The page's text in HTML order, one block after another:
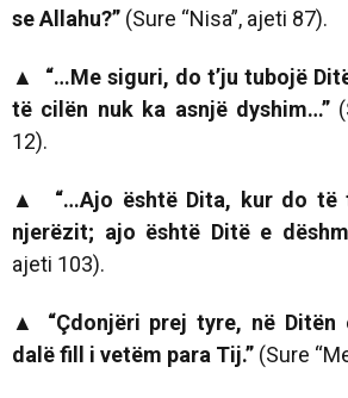
se Allahu?” (Sure “Nisa”, ajeti 87).
▲ “…Me siguri, do t’ju tubojë
të cilën nuk ka asnjë dyshim…”
12).
▲ “…Ajo është Dita, kur do të
njerëzit; ajo është Ditë e
ajeti 103).
▲ “Çdonjëri prej tyre, në Ditën
dalë fill i vetëm para Tij.” (Sure